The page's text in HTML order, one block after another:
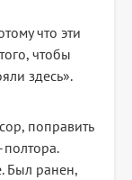
что эти
чтобы
здесь».
поправить
Был ранен,